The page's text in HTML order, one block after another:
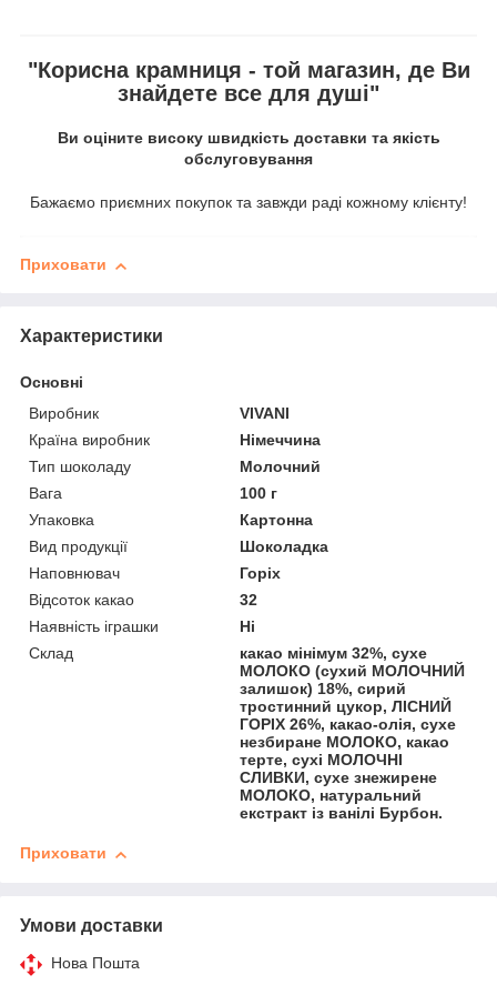
"Корисна крамниця - той магазин, де Ви
знайдете все для душі"
Ви оціните високу швидкість доставки та якість
обслуговування
Бажаємо приємних покупок та завжди раді кожному клієнту!
Приховати
Характеристики
Основні
Виробник
VIVANI
Країна виробник
Німеччина
Тип шоколаду
Молочний
Вага
100 г
Упаковка
Картонна
Вид продукції
Шоколадка
Наповнювач
Горіх
Відсоток какао
32
Наявність іграшки
Ні
Склад
какао мінімум 32%, сухе
МОЛОКО (сухий МОЛОЧНИЙ
залишок) 18%, сирий
тростинний цукор, ЛІСНИЙ
ГОРІХ 26%, какао-олія, сухе
незбиране МОЛОКО, какао
терте, сухі МОЛОЧНІ
СЛИВКИ, сухе знежирене
МОЛОКО, натуральний
екстракт із ванілі Бурбон.
Приховати
Умови доставки
Нова Пошта